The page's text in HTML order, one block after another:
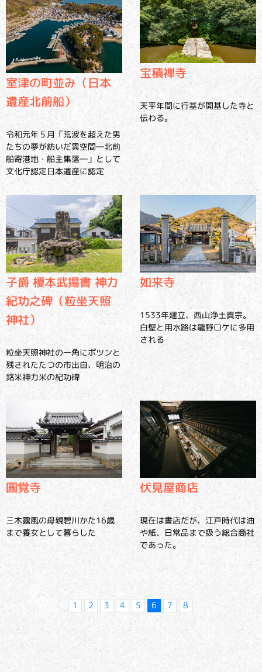
室津の町並み（日本
遺産北前船）
令和元年５月「荒波を超えた男
たちの夢が紡いだ異空間―北前
船寄港地・船主集落―」として
文化庁認定日本遺産に認定
宝積禅寺
天平年間に行基が開基した寺と
伝わる。
子爵 榎本武揚書 神力
紀功之碑（粒坐天照
神社）
粒坐天照神社の一角にポツンと
残されたたつの市出自、明治の
銘米神力米の紀功碑
如来寺
1533年建立、西山浄土真宗。
白壁と用水路は龍野ロケに多用
される
圓覚寺
三木露風の母親碧川かた16歳
まで養女として暮らした
伏見屋商店
現在は書店だが、江戸時代は油
や紙、日常品まで扱う総合商社
であった。
1 2 3 4 5 6 7 8